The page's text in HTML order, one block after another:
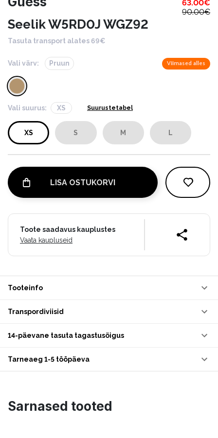
63.00€
90.00€
Seelik W5RD0J WGZ92
Tasuta transport alates 69€
Vali värv: Pruun Viimased alles
Vali suurus: XS Suurustetabel
XS S M L
LISA OSTUKORVI
Toote saadavus kauplustes
Vaata kaupluseid
Tooteinfo
Transpordiviisid
14-päevane tasuta tagastusõigus
Tarneaeg 1-5 tööpäeva
Sarnased tooted